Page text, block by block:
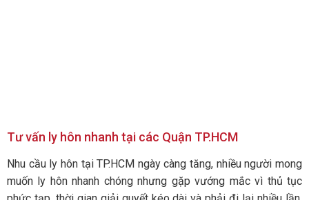
Tư vấn ly hôn nhanh tại các Quận TP.HCM
Nhu cầu ly hôn tại TP.HCM ngày càng tăng, nhiều người mong
muốn ly hôn nhanh chóng nhưng gặp vướng mắc vì thủ tục